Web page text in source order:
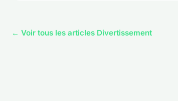
← Voir tous les articles Divertissement